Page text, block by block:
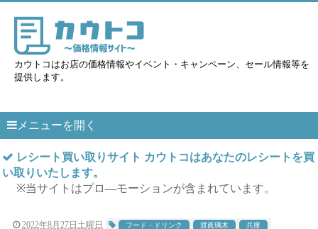
カウトコはお店の価格情報やイベント・キャンペーン、セール情報等を
提供します。
メニューを開く
レシート買い取りサイト カウトコはあなたのレシートを買
い取りいたします。
※当サイトはプロ―モーションが含まれています。
2022年8月27日土曜日 フード・ドリンク 渡眞璃木 兵庫